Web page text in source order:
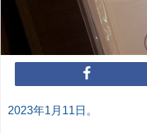
2023年1月11日。